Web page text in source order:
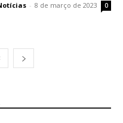
- 8 de março de 2023 0